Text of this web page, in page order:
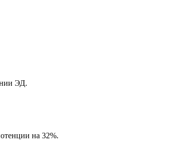
ЭД.
на 32%.